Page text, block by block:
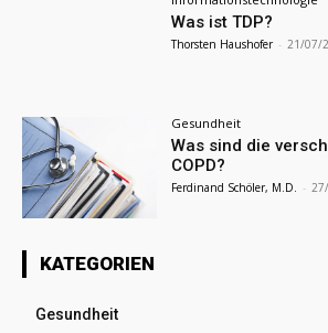
Was ist TDP?
Thorsten Haushofer - 21/07/
Gesundheit
Was sind die
COPD?
Ferdinand Schöler, M.D. -
KATEGORIEN
Gesundheit